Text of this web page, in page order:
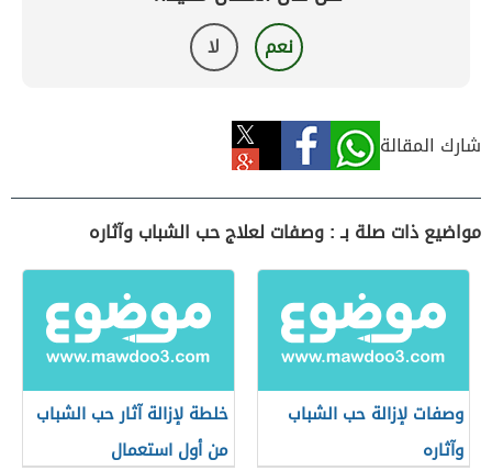
نعم لا
شارك المقالة
مواضيع ذات صلة بـ : وصفات لعلاج حب الشباب وآثاره
وصفات لإزالة حب الشباب
وآثاره
خلطة لإزالة آثار حب الشباب
من أول استعمال